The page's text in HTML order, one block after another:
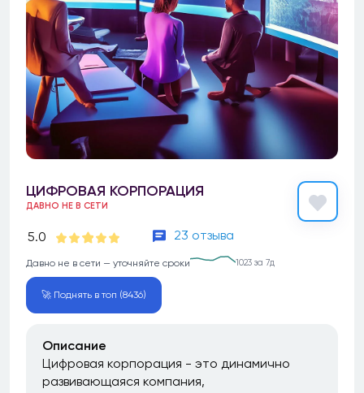
ЦИФРОВАЯ КОРПОРАЦИЯ
ДАВНО НЕ В СЕТИ
5.0 23 отзыва
Давно не в сети — уточняйте сроки 1023 за 7д
🚀 Поднять в топ (8436)
Описание
Цифровая корпорация - это динамично
развивающаяся компания,